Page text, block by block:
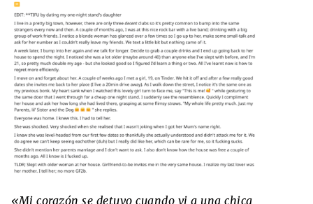
«Mi corazón se detuvo cuando vi a una chica